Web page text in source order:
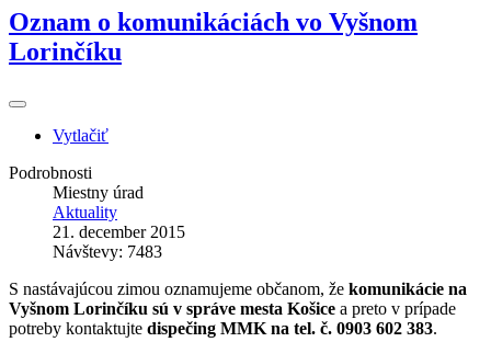
Oznam o komunikáciách vo Vyšnom
Lorinčíku
Vytlačiť
Podrobnosti
Miestny úrad
Aktuality
21. december 2015
Návštevy: 7483
S nastávajúcou zimou oznamujeme občanom, že komunikácie na
Vyšnom Lorinčíku sú v správe mesta Košice a preto v prípade
potreby kontaktujte dispečing MMK na tel. č. 0903 602 383.